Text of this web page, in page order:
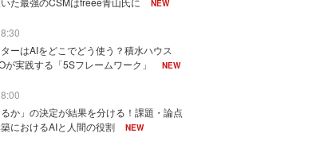
NEW
ーはAIをどこでどう使う？積水ハウス
が実践する「5Sフレームワーク」
NEW
るか」の決定が結果を分ける！課題・論点
におけるAIと人間の役割
NEW